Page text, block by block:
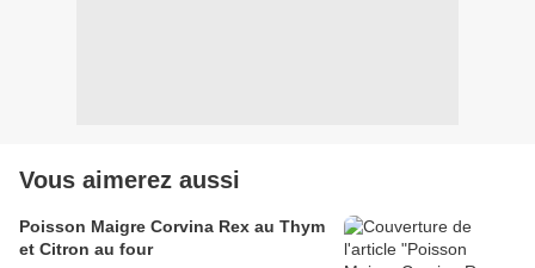
Vous aimerez aussi
Poisson Maigre Corvina Rex au Thym
et Citron au four